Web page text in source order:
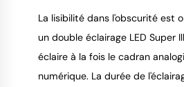
La lisibilité dans l'obscurité est
un double éclairage LED Super
éclaire à la fois le cadran
numérique. La durée de